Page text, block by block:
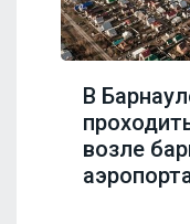
В
возле